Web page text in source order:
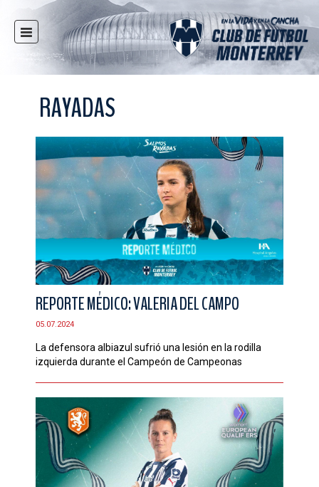
INICIO
NOTICIAS
RAYADOS
RAYADAS
FUERZAS BÁSICAS
RESPONSABILIDAD SOCIAL
TAQUILLA
TIENDA
ESTADIO
PRENSA
CONTACTO
RAYADAS
REPORTE MÉDICO: VALERIA DEL CAMPO
05.07.2024
La defensora albiazul sufrió una lesión en la rodilla
izquierda durante el Campeón de Campeonas